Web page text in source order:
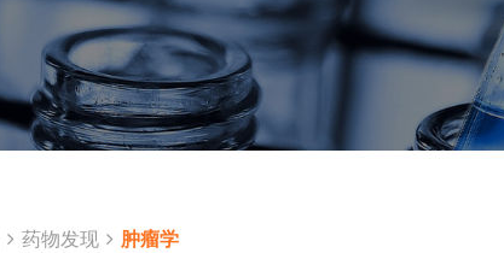
药物发现 肿瘤学